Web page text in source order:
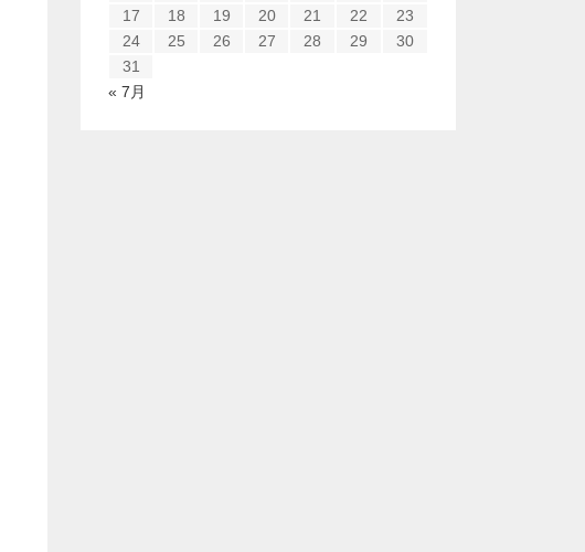
17
18 19 20 21 22
23
24
25 26 27 28 29
30
31
« 7月